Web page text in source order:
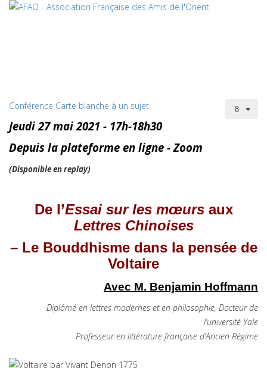
Conférence Carte blanche à un sujet
Jeudi 27 mai 2021 - 17h-18h30
Depuis la plateforme en ligne - Zoom
(Disponible en replay)
De l’Essai sur les mœursaux
Lettres Chinoises
– Le Bouddhisme dans la pensée de
Voltaire
Avec M. Benjamin Hoffmann
Diplômé en lettres modernes et en philosophie, Docteur de
l’université Yale
Professeur en littérature française d’Ancien Régime